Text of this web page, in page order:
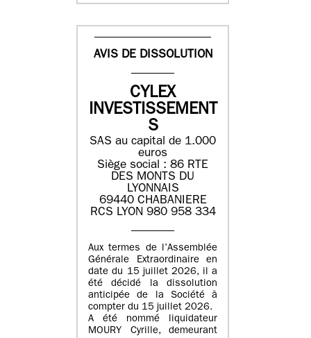
AVIS DE DISSOLUTION
CYLEX
INVESTISSEMENT
S
SAS au capital de 1.000
euros
Siège social : 86 RTE
DES MONTS DU
LYONNAIS
69440 CHABANIERE
RCS LYON 980 958 334
Aux termes de l’Assemblée
Générale Extraordinaire en
date du 15 juillet 2026, il a
été décidé la dissolution
anticipée de la Société à
compter du 15 juillet 2026.
A été nommé liquidateur
MOURY Cyrille, demeurant